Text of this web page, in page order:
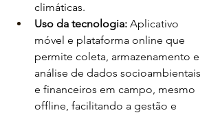
climáticas.
Uso da tecnologia: Aplicativo
móvel e plataforma online que
permite coleta, armazenamento e
análise de dados socioambientais
e financeiros em campo, mesmo
offline, facilitando a gestão e